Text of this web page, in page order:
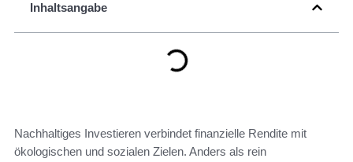
Inhaltsangabe
Nachhaltiges Investieren verbindet finanzielle Rendite mit
ökologischen und sozialen Zielen. Anders als rein